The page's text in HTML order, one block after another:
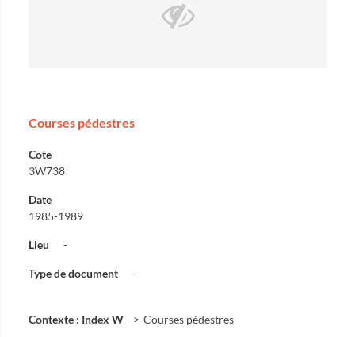
Courses pédestres
Cote
3W738
Date
1985-1989
Lieu -
Type de document -
Contexte : Index W Courses pédestres